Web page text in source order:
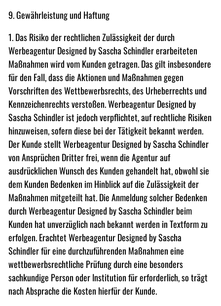
9. Gewährleistung und Haftung
1. Das Risiko der rechtlichen Zulässigkeit der durch
Werbeagentur Designed by Sascha Schindler erarbeiteten
Maßnahmen wird vom Kunden getragen. Das gilt insbesondere
für den Fall, dass die Aktionen und Maßnahmen gegen
Vorschriften des Wettbewerbsrechts, des Urheberrechts und
Kennzeichenrechts verstoßen. Werbeagentur Designed by
Sascha Schindler ist jedoch verpflichtet, auf rechtliche Risiken
hinzuweisen, sofern diese bei der Tätigkeit bekannt werden.
Der Kunde stellt Werbeagentur Designed by Sascha Schindler
von Ansprüchen Dritter frei, wenn die Agentur auf
ausdrücklichen Wunsch des Kunden gehandelt hat, obwohl sie
dem Kunden Bedenken im Hinblick auf die Zulässigkeit der
Maßnahmen mitgeteilt hat. Die Anmeldung solcher Bedenken
durch Werbeagentur Designed by Sascha Schindler beim
Kunden hat unverzüglich nach bekannt werden in Textform zu
erfolgen. Erachtet Werbeagentur Designed by Sascha
Schindler für eine durchzuführenden Maßnahmen eine
wettbewerbsrechtliche Prüfung durch eine besonders
sachkundige Person oder Institution für erforderlich, so trägt
nach Absprache die Kosten hierfür der Kunde.